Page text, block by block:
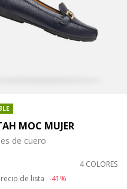
36,5
zapato: 37
zapato: 39
41zapato: 42
MOC MUJER
de cuero
4 COLORES
from
de lista -41%